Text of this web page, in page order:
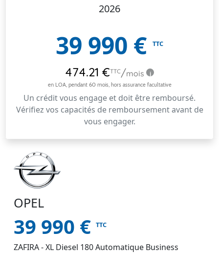
2026
39 990 € TTC
Un crédit vous engage et doit être remboursé.
Vérifiez vos capacités de remboursement avant de
vous engager.
OPEL
39 990 € TTC
ZAFIRA - XL Diesel 180 Automatique Business